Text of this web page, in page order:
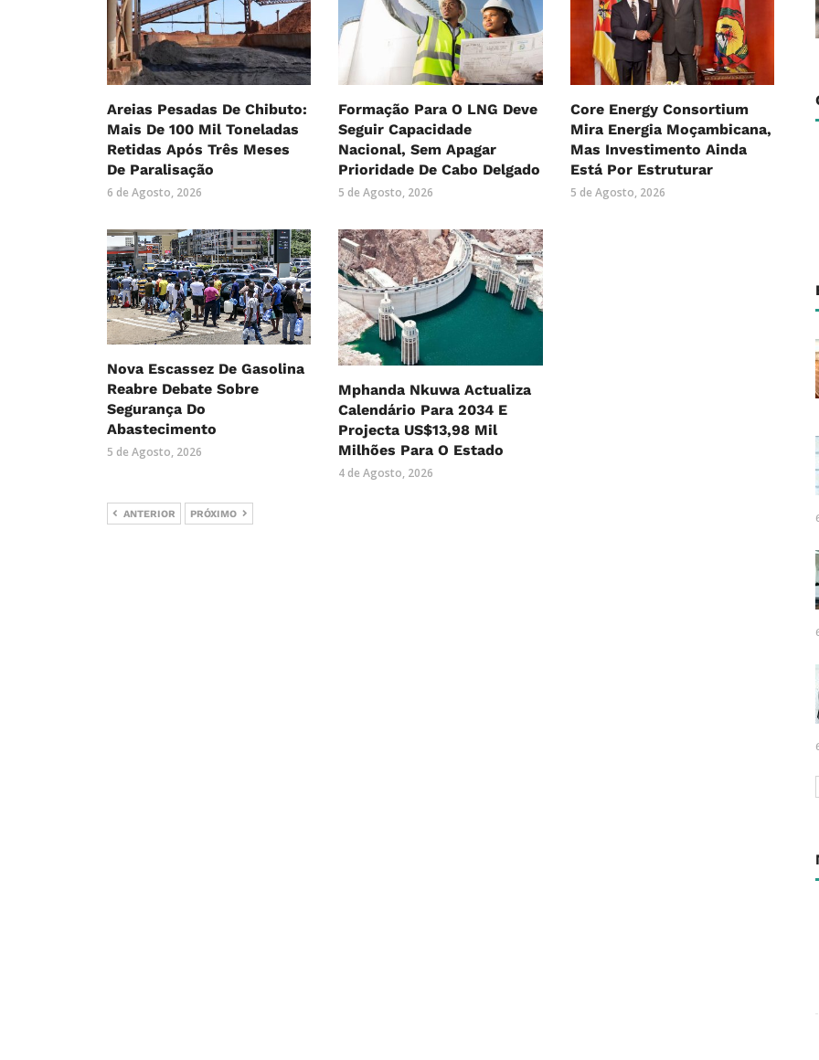
Areias Pesadas De Chibuto:
Mais De 100 Mil Toneladas
Retidas Após Três Meses
De Paralisação
6 de Agosto, 2026
Formação Para O LNG Deve
Seguir Capacidade
Nacional, Sem Apagar
Prioridade De Cabo Delgado
5 de Agosto, 2026
Core Energy Consortium
Mira Energia Moçambicana,
Mas Investimento Ainda
Está Por Estruturar
5 de Agosto, 2026
Nova Escassez De Gasolina
Reabre Debate Sobre
Segurança Do
Abastecimento
5 de Agosto, 2026
Mphanda Nkuwa Actualiza
Calendário Para 2034 E
Projecta US$13,98 Mil
Milhões Para O Estado
4 de Agosto, 2026
ANTERIOR PRÓXIMO